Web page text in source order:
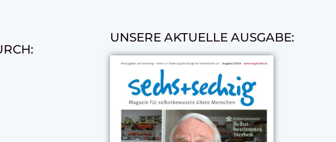
UNSERE AKTUELLE AUSGABE: